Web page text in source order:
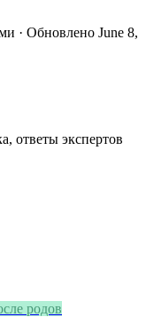
· Обновлено June 8,
ответы экспертов
родов